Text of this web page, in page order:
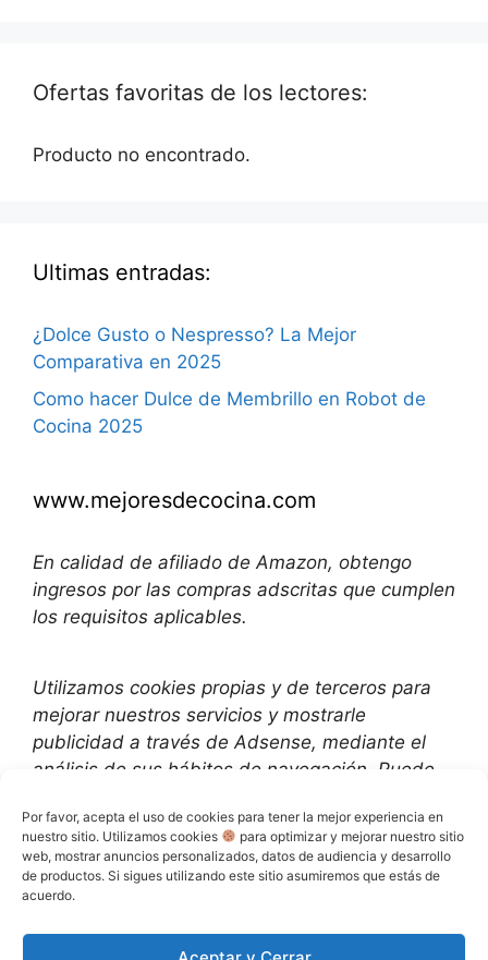
Por favor, acepta el uso de cookies para tener la mejor experiencia en
nuestro sitio. Utilizamos cookies
para optimizar y mejorar nuestro sitio
web, mostrar anuncios personalizados, datos de audiencia y desarrollo
de productos. Si sigues utilizando este sitio asumiremos que estás de
acuerdo.
Ofertas favoritas de los lectores:
Producto no encontrado.
Ultimas entradas:
¿Dolce Gusto o Nespresso? La Mejor
Comparativa en 2025
Como hacer Dulce de Membrillo en Robot de
Cocina 2025
www.mejoresdecocina.com
En calidad de afiliado de Amazon, obtengo
ingresos por las compras adscritas que cumplen
los requisitos aplicables.
Utilizamos cookies propias y de terceros para
mejorar nuestros servicios y mostrarle
publicidad a través de Adsense, mediante el
análisis de sus hábitos de navegación. Puede
información aquí:
Política de Privacidad